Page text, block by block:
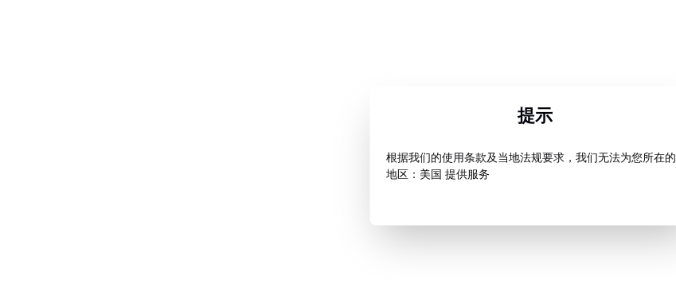
提示
根据我们的使用条款及当地法规要求，我们无法为您所在的
地区：美国 提供服务